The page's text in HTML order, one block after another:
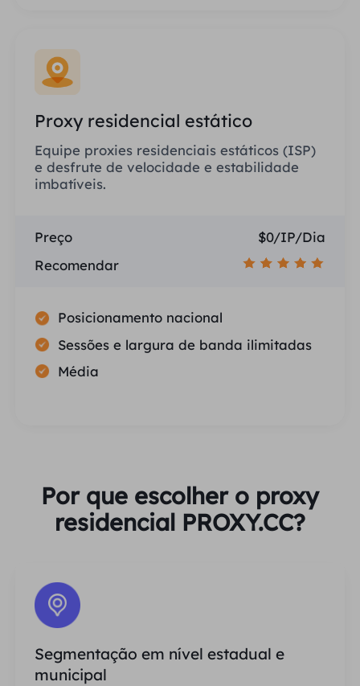
Proxy residencial estático
Equipe proxies residenciais estáticos (ISP)
e desfrute de velocidade e estabilidade
imbatíveis.
Preço
$0/IP/Dia
Recomendar
Posicionamento nacional
Sessões e largura de banda ilimitadas
Média
Por que escolher o proxy
residencial PROXY.CC?
Segmentação em nível estadual e
municipal